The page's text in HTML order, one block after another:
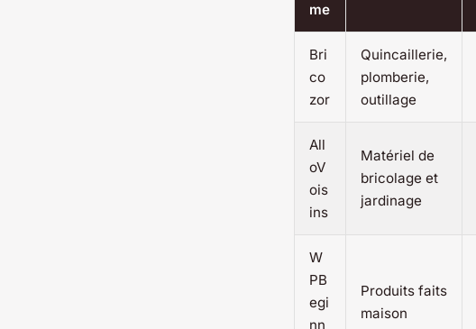
me
Bri
co
zor
Quincaillerie,
plomberie,
outillage
All
oV
ois
ins
Matériel de
bricolage et
jardinage
W
PB
egi
nn
Produits faits
maison